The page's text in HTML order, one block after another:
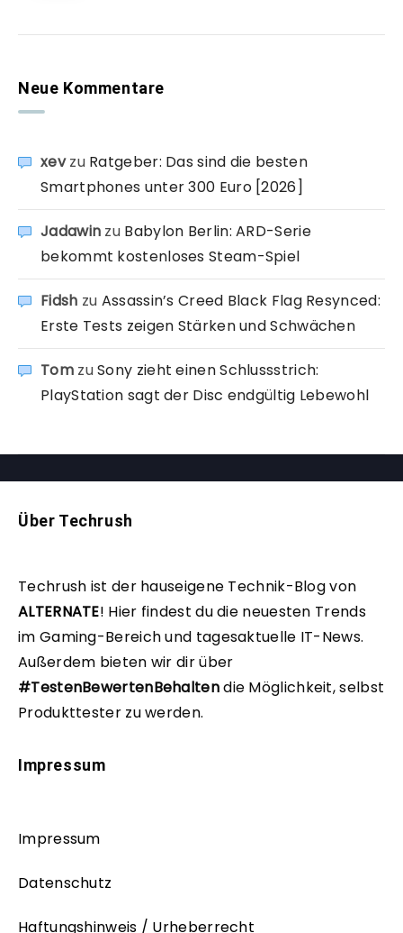
Neue Kommentare
xevzu Ratgeber: Das sind die besten
Smartphones unter 300 Euro [2026]
Jadawin zu Babylon Berlin: ARD-Serie
bekommt kostenloses Steam-Spiel
Fidsh zu Assassin’s Creed Black Flag Resynced:
Erste Tests zeigen Stärken und Schwächen
TomzuSony zieht einen Schlussstrich:
PlayStation sagt der Disc endgültig Lebewohl
Über Techrush
Techrush ist der hauseigene Technik-Blog von
ALTERNATE! Hier findest du die neuesten Trends
im Gaming-Bereich und tagesaktuelle IT-News.
Außerdem bieten wir dir über
#TestenBewertenBehaltendie Möglichkeit, selbst
Produkttester zu werden.
Impressum
Impressum
Datenschutz
Haftungshinweis / Urheberrecht